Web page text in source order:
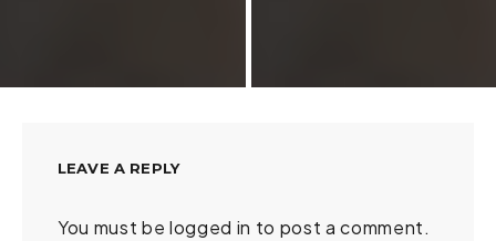
LEAVE A REPLY
You must be logged in to post a comment.